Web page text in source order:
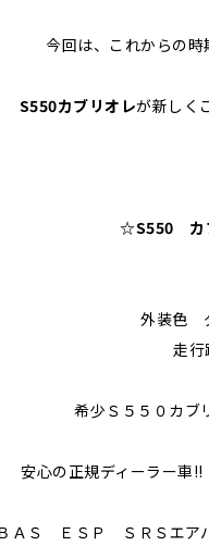
今回は、これからの時
S550カブリオレが新しく
☆S550 カ
外装色
走
希少Ｓ５５０カ
安心の正規ディーラー
Ｓ ＥＳＰ ＳＲＳエア